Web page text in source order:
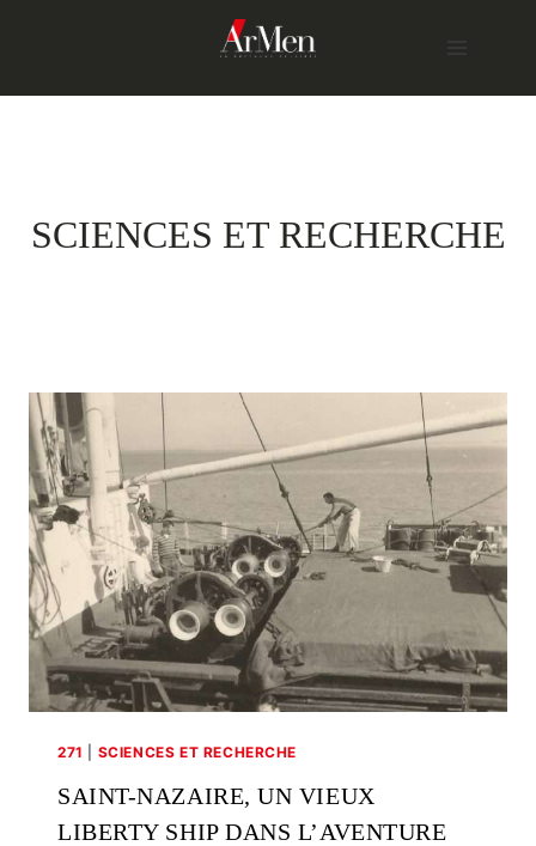
SCIENCES ET RECHERCHE
271 SCIENCES ET RECHERCHE
SAINT-NAZAIRE, UN VIEUX
LIBERTY SHIP DANS L’AVENTURE